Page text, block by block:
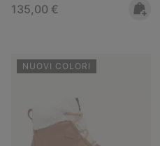
Regular price:
135,00 €
NUOVI COLORI